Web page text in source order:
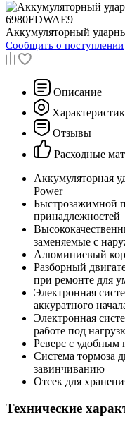
Аккумуляторный
Сообщить о поступлении
Описание
Отзывы
Расходные
Аккумуляторная
Power
Быстрозажимной
принадлежностей
заменяемые с
Алюминиевый
Разборный
при ремонте для
Электронная
аккуратного
Электронная
работе под
Реверс с удобным
Система тормоза
завинчиванию
Отсек для
Технические